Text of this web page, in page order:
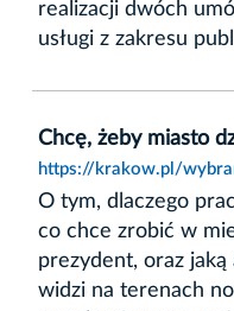
realizacji dwóch
usługi z zakresu
Chcę, żeby miasto
https://krakow.pl/
O tym, dlaczego
co chce zrobić w
prezydent, oraz
widzi na terenach